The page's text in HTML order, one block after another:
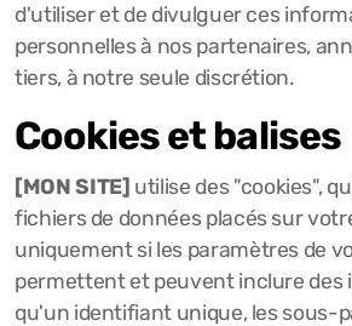
d'utiliser et de divulguer ces
personnelles à nos partenaires,
tiers, à notre seule discrétion.
Cookies et balises
[MON SITE] utilise des "cookies",
fichiers de données placés sur
uniquement si les paramètres de
permettent et peuvent inclure des
qu'un identifiant unique, les sous-